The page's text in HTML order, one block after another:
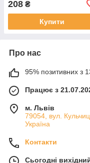
208 ₴
Купити
Про нас
95% позитивних з
Працює з
м. Львів
79054, вул.
Україна
Контакти
Сьогодні